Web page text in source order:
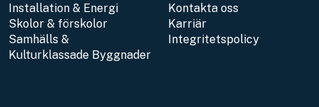
Installation & Energi
Skolor & förskolor
Samhälls &
Kulturklassade Byggnader
Kontakta oss
Karriär
Integritetspolicy